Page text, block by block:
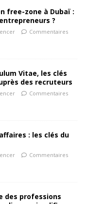
free-zone à Dubaï :
?
Commentaires
Vitae, les clés
des recruteurs
Commentaires
: les clés du
Commentaires
des professions